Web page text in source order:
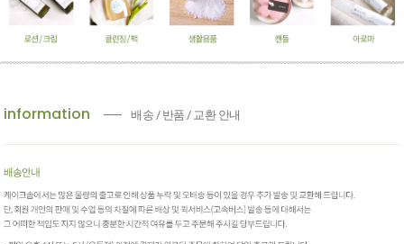
information 배송 / 반품 / 교환 안내